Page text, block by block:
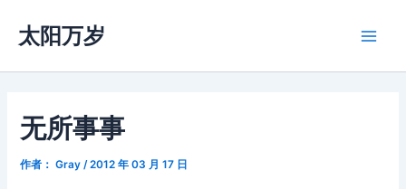
容
太阳万岁
无所事事
作者： Gray /2012 年 03 月 17 日